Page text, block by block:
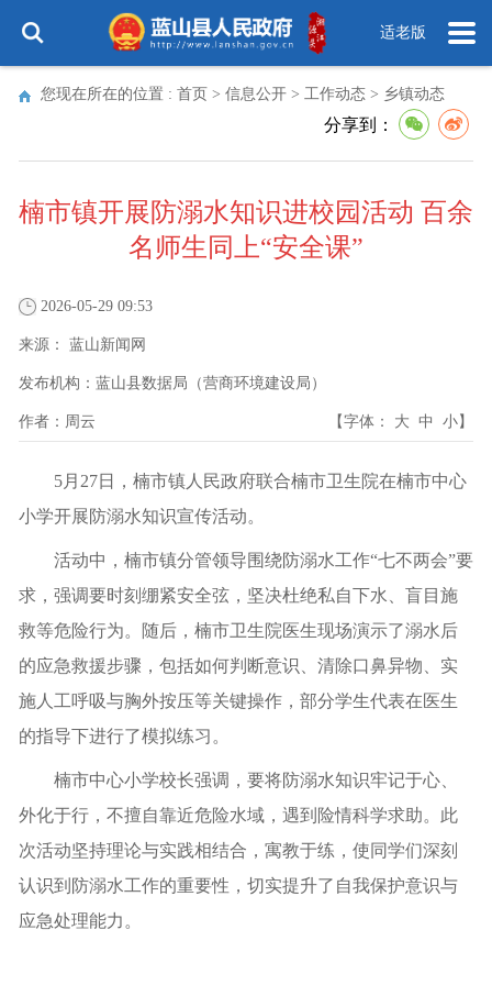
适老版
您现在所在的位置 : 首页 > 信息公开 > 工作动态 > 乡镇动态
分享到：
楠市镇开展防溺水知识进校园活动 百余
名师生同上“安全课”
2026-05-29 09:53
来源： 蓝山新闻网
发布机构： 蓝山县数据局（营商环境建设局）
作者： 周云 【字体： 大 中 小】
5月27日，楠市镇人民政府联合楠市卫生院在楠市中心
小学开展防溺水知识宣传活动。
活动中，楠市镇分管领导围绕防溺水工作“七不两会”要
求，强调要时刻绷紧安全弦，坚决杜绝私自下水、盲目施
救等危险行为。随后，楠市卫生院医生现场演示了溺水后
的应急救援步骤，包括如何判断意识、清除口鼻异物、实
施人工呼吸与胸外按压等关键操作，部分学生代表在医生
的指导下进行了模拟练习。
楠市中心小学校长强调，要将防溺水知识牢记于心、
外化于行，不擅自靠近危险水域，遇到险情科学求助。此
次活动坚持理论与实践相结合，寓教于练，使同学们深刻
认识到防溺水工作的重要性，切实提升了自我保护意识与
应急处理能力。